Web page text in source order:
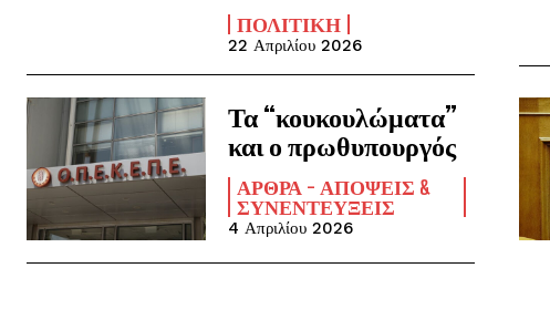
ΠΟΛΙΤΙΚΉ
22 Απριλίου 2026
Τα “κουκουλώματα”
και ο πρωθυπουργός
ΆΡΘΡΑ - ΑΠΌΨΕΙΣ &
ΣΥΝΕΝΤΕΎΞΕΙΣ
4 Απριλίου 2026